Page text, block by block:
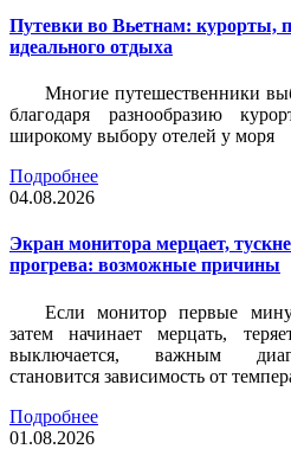
Путевки во Вьетнам: курорты,
идеального отдыха
Многие путешественники
благодаря разнообразию
широкому выбору отелей у моря
Подробнее
04.08.2026
Экран монитора мерцает,
прогрева: возможные причины
Если монитор первые
затем начинает мерцать,
выключается, важным
становится зависимость от
Подробнее
01.08.2026